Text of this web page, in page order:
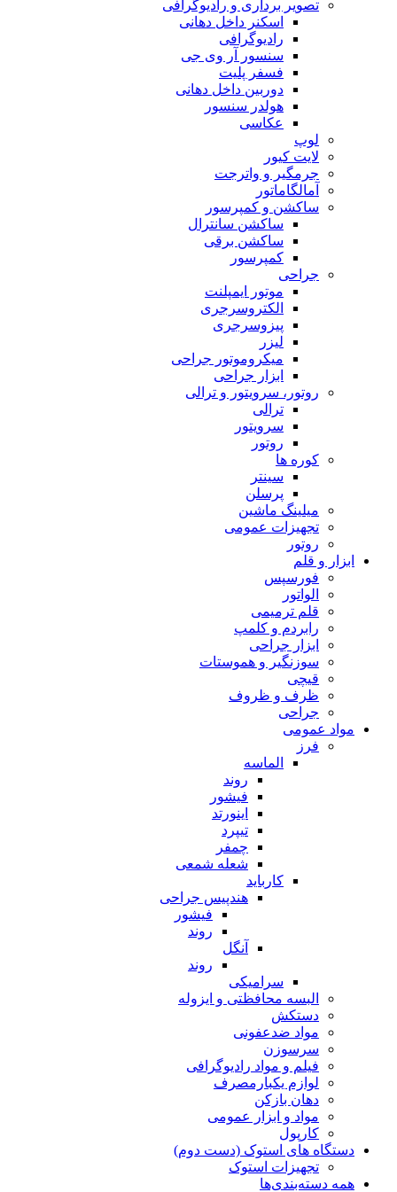
تصویر برداری و رادیوگرافی
اسکنر داخل دهانی
رادیوگرافی
سنسور آر وی جی
فسفر پلیت
دوربین داخل دهانی
هولدر سنسور
عکاسی
لوپ
لایت کیور
جرمگیر و واترجت
آمالگاماتور
ساکشن و کمپرسور
ساکشن سانترال
ساکشن برقی
کمپرسور
جراحی
موتور ایمپلنت
الکتروسرجری
پیزوسرجری
لیزر
میکروموتور جراحی
ابزار جراحی
روتور، سرویتور و ترالی
ترالی
سرویتور
روتور
کوره ها
سینتر
پرسلن
میلینگ ماشین
تجهیزات عمومی
روتور
ابزار و قلم
فورسپس
الواتور
قلم ترمیمی
رابردم و کلمپ
ابزار جراحی
سوزنگیر و هموستات
قیچی
ظرف و ظروف
جراحی
مواد عمومی
فرز
الماسه
روند
فیشور
اینورتد
تیپرد
چمفر
شعله شمعی
کارباید
هندپیس جراحی
فیشور
روند
آنگل
روند
سرامیکی
البسه محافظتی و ایزوله
دستکش
مواد ضدعفونی
سرسوزن
فیلم و مواد رادیوگرافی
لوازم یکبارمصرف
دهان بازکن
مواد و ابزار عمومی
کارپول
دستگاه های استوک (دست دوم)
تجهیزات استوک
همه دسته‌بندی‌ها